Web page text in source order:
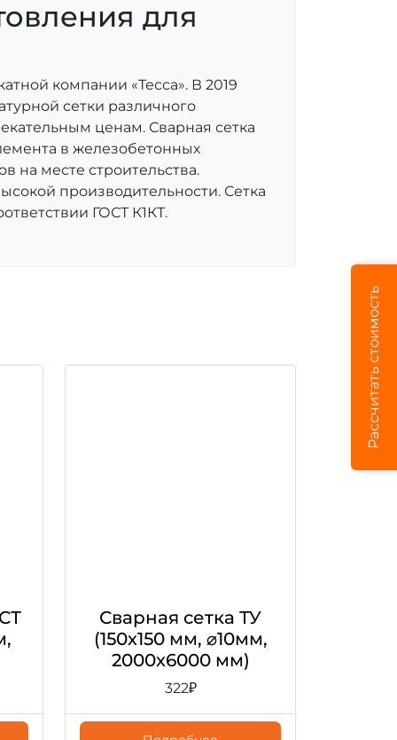
для
компании «Тесса». В 2019
сетки различного
ценам. Сварная сетка
в железобетонных
на месте строительства.
производительности. Сетка
ГОСТ К1КТ.
Сварная сетка ТУ
(150х150 мм, ⌀10мм,
2000х6000 мм)
322₽
Рассчитать стоимость